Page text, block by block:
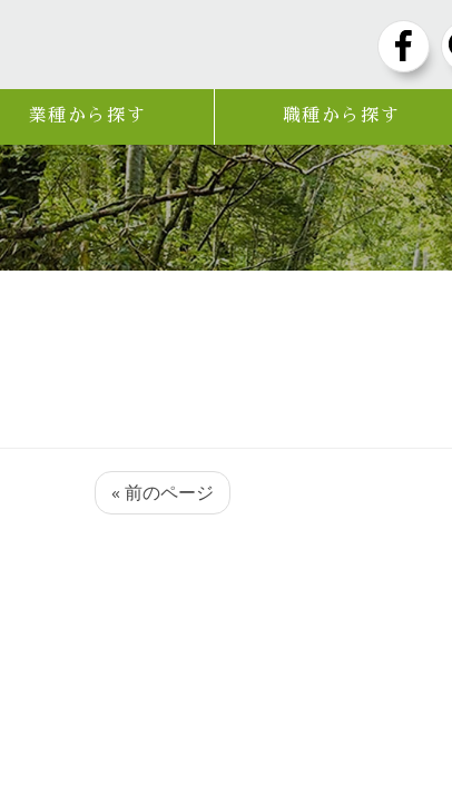
業種から探す 職種から探す
« 前のページ